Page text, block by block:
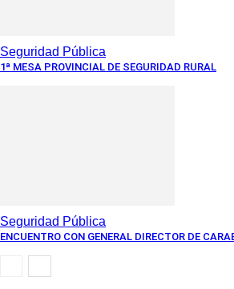
Seguridad Pública
1ª MESA PROVINCIAL DE SEGURIDAD RURAL
Seguridad Pública
ENCUENTRO CON GENERAL DIRECTOR DE